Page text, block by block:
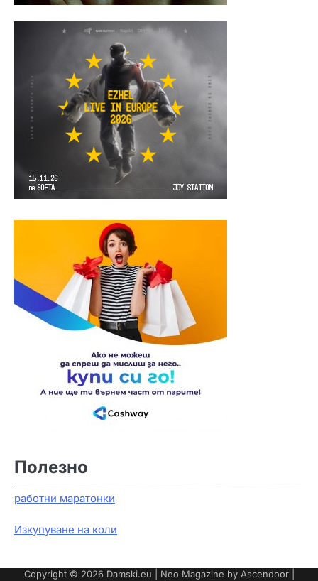
Полезно
работни маратонки
Изкупуване на коли
Copyright © 2026 Damski.eu | Neo Magazine by Ascendoor|